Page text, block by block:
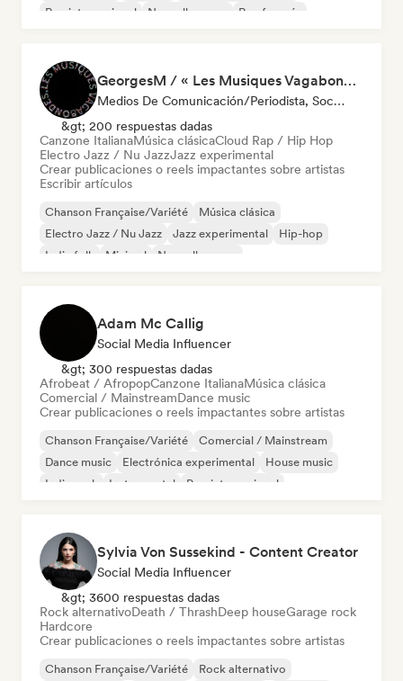
Rap internacional
Nouvelle scene Rap francés
GeorgesM / « Les Musiques Vagabondes » - Content Creator
Medios De Comunicación/Periodista, Social Media Influencer
&gt; 200 respuestas dadas
Canzone ItalianaMúsica clásicaCloud Rap / Hip Hop
Electro Jazz / Nu JazzJazz experimental
Crear publicaciones o reels impactantes sobre artistas
Escribir artículos
Chanson Française/Variété
Música clásica
Electro Jazz / Nu Jazz
Jazz experimental
Hip-hop
Indie folk
Minimal Nouvelle scene
Adam Mc Callig
Social Media Influencer
&gt; 300 respuestas dadas
Afrobeat / AfropopCanzone ItalianaMúsica clásica
Comercial / MainstreamDance music
Crear publicaciones o reels impactantes sobre artistas
Chanson Française/Variété
Comercial / Mainstream
Dance music
Electrónica experimental
House music
Indie rock
Instrumental Pop internacional
Sylvia Von Sussekind - Content Creator
Social Media Influencer
&gt; 3600 respuestas dadas
Rock alternativoDeath / ThrashDeep houseGarage rock
Hardcore
Crear publicaciones o reels impactantes sobre artistas
Chanson Française/Variété
Rock alternativo